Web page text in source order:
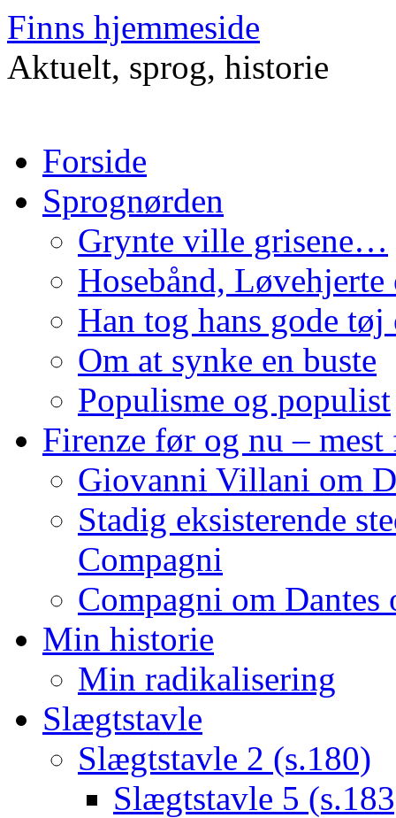
Finns hjemmeside
Aktuelt, sprog, historie
til
indholdForside
Sprognørden
Grynte ville grisene…
Hosebånd,
Han tog hans gode
Om at synke en buste
Populisme og populist
Firenze før og nu – mest
Giovanni Villani om
Stadig eksisterende
Compagni
Compagni om
Min historie
Min radikalisering
Slægtstavle
Slægtstavle 2 (s.180)
Slægtstavle 5